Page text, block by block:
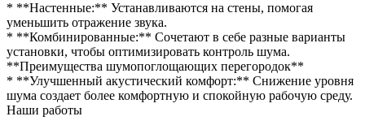
* **Настенные:** Устанавливаются на стены, помогая
уменьшить отражение звука.
* **Комбинированные:** Сочетают в себе разные варианты
установки, чтобы оптимизировать контроль шума.
**Преимущества шумопоглощающих перегородок**
* **Улучшенный акустический комфорт:** Снижение уровня
шума создает более комфортную и спокойную рабочую среду.
Наши работы